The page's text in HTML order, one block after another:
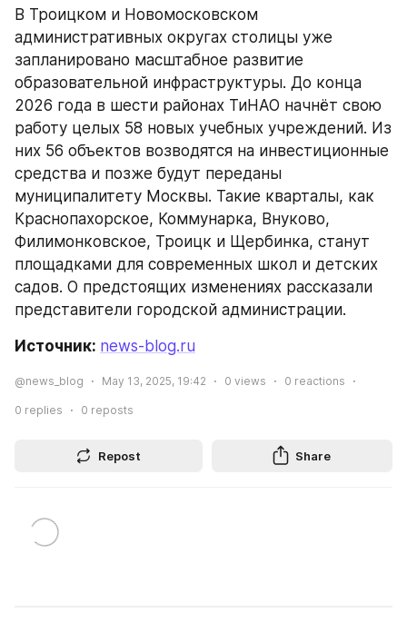
В Троицком и Новомосковском
административных округах столицы уже
запланировано масштабное развитие
образовательной инфраструктуры. До конца
2026 года в шести районах ТиНАО начнёт свою
работу целых 58 новых учебных учреждений. Из
них 56 объектов возводятся на инвестиционные
средства и позже будут переданы
муниципалитету Москвы. Такие кварталы, как
Краснопахорское, Коммунарка, Внуково,
Филимонковское, Троицк и Щербинка, станут
площадками для современных школ и детских
садов. О предстоящих изменениях рассказали
представители городской администрации.
Источник: news-blog.ru
@news_blog May 13, 2025, 19:42 0 views 0 reactions
0 replies 0 reposts
Repost Share